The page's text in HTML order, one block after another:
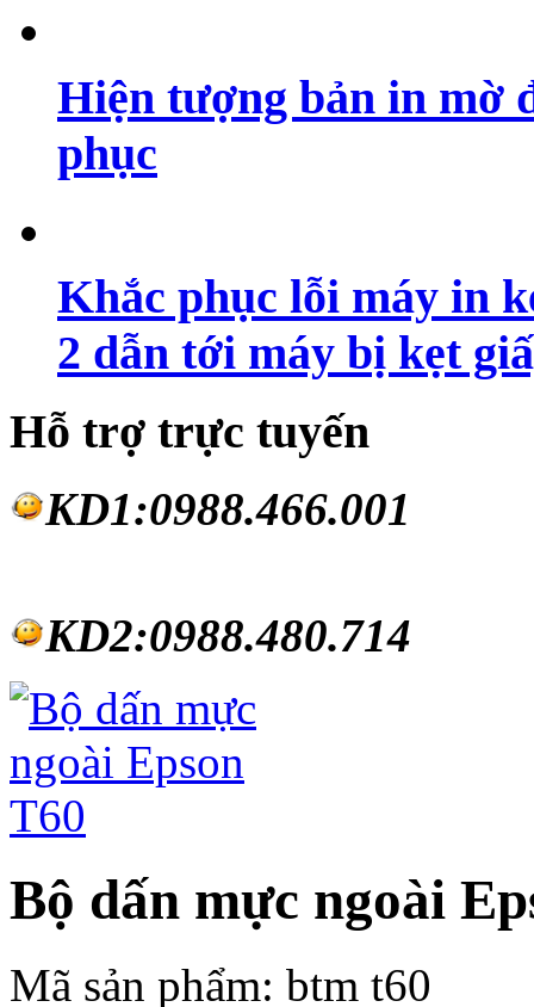
Hiện tượng bản in mờ
phục
Khắc phục lỗi máy in
2 dẫn tới máy bị kẹt
Hỗ trợ trực tuyến
KD1:0988.466.001
KD2:0988.480.714
Bộ dấn mực ngoài
Mã sản phẩm: btm t60